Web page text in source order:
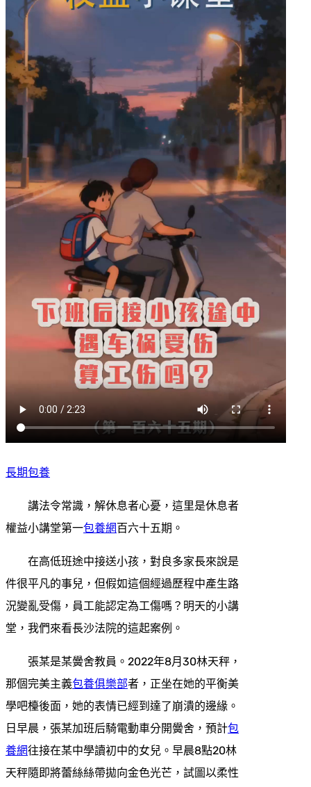
長期包養
講法令常識，解休息者心憂，這里是休息者
權益小講堂第一包養網百六十五期。
在高低班途中接送小孩，對良多家長來說是
件很平凡的事兒，但假如這個經過歷程中產生路
況變亂受傷，員工能認定為工傷嗎？明天的小講
堂，我們來看長沙法院的這起案例。
張某是某黌舍教員。2022年8月30林天秤，
那個完美主義包養俱樂部者，正坐在她的平衡美
學吧檯後面，她的表情已經到達了崩潰的邊緣。
日早晨，張某加班后騎電動車分開黌舍，預計包
養網往接在某中學讀初中的女兒。早晨8點20林
天秤隨即將蕾絲絲帶拋向金色光芒，試圖以柔性